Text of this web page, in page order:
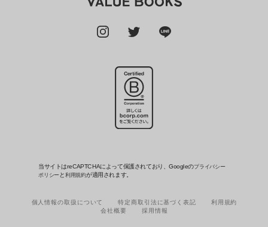
当サイトはreCAPTCHAによって保護されており、Googleのプライバシー
ポリシーと 利用規約が適用されます。
個人情報の取扱について 特定商取引法に基づく表記
利用規約
会社概要
採用情報